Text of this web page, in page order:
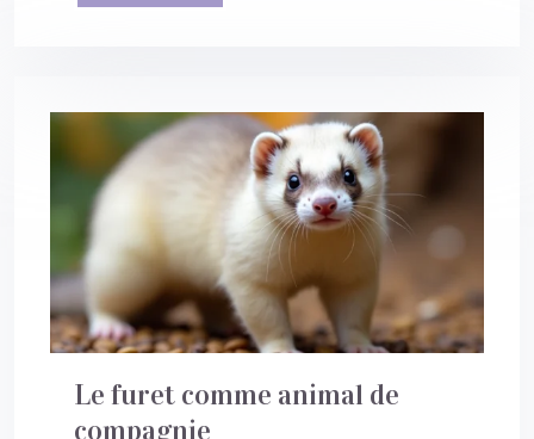
Le furet comme animal de
compagnie